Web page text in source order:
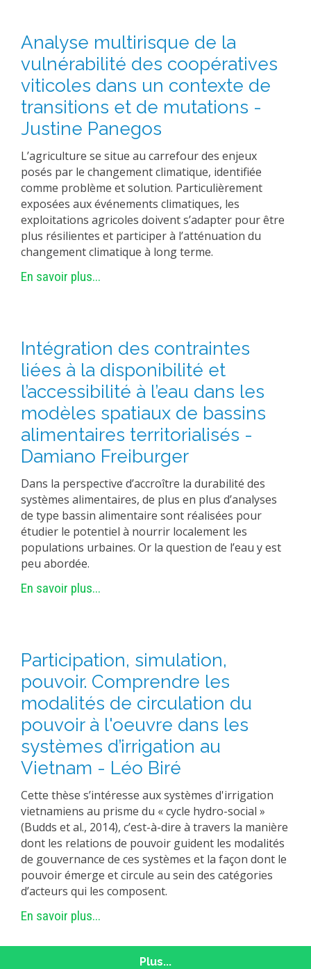
Analyse multirisque de la
vulnérabilité des coopératives
viticoles dans un contexte de
transitions et de mutations -
Justine Panegos
L’agriculture se situe au carrefour des enjeux
posés par le changement climatique, identifiée
comme problème et solution. Particulièrement
exposées aux événements climatiques, les
exploitations agricoles doivent s’adapter pour être
plus résilientes et participer à l’atténuation du
changement climatique à long terme.
En savoir plus...
Intégration des contraintes
liées à la disponibilité et
l’accessibilité à l’eau dans les
modèles spatiaux de bassins
alimentaires territorialisés -
Damiano Freiburger
Dans la perspective d’accroître la durabilité des
systèmes alimentaires, de plus en plus d’analyses
de type bassin alimentaire sont réalisées pour
étudier le potentiel à nourrir localement les
populations urbaines. Or la question de l’eau y est
peu abordée.
En savoir plus...
Participation, simulation,
pouvoir. Comprendre les
modalités de circulation du
pouvoir à l'oeuvre dans les
systèmes d’irrigation au
Vietnam - Léo Biré
Cette thèse s’intéresse aux systèmes d'irrigation
vietnamiens au prisme du « cycle hydro-social »
(Budds et al., 2014), c’est-à-dire à travers la manière
dont les relations de pouvoir guident les modalités
de gouvernance de ces systèmes et la façon dont le
pouvoir émerge et circule au sein des catégories
d’acteurs qui les composent.
En savoir plus...
Plus...